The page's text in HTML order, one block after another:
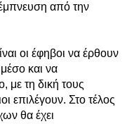
έμπνευση από την
οι έφηβοι να έρθουν
και να
με τη δική τους
επιλέγουν. Στο τέλος
θα έχει